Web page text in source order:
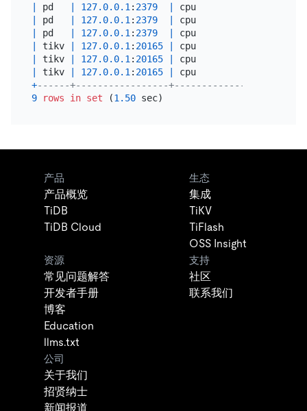
pd 127.0.0.1 : 2379 cpu
pd 127.0.0.1 : 2379 cpu
pd 127.0.0.1 : 2379 cpu
tikv 127.0.0.1 : 20165 cpu
tikv 127.0.0.1 : 20165 cpu
tikv 127.0.0.1 : 20165 cpu
+------+-----------------+-------------
9
rows in set (1.50
产品
产品概览
TiDB
TiDB Cloud
生态
集成
TiKV
TiFlash
OSS Insight
资源
常见问题解答
开发者手册
博客
Education
llms.txt
支持
社区
联系我们
公司
关于我们
招贤纳士
新闻报道